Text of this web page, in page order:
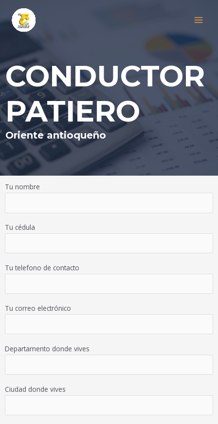
contenido
CONDUCTOR
PATIERO
Oriente antioqueño
Tu nombre
Tu cédula
Tu telefono de contacto
Tu correo electrónico
Departamento donde vives
Ciudad donde vives